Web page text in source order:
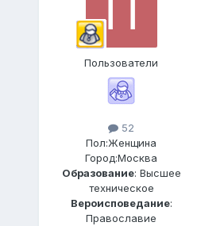
Пользователи
52
Пол:Женщина
Город:Москва
Образование: Высшее
техническое
Вероисповедание:
Православие